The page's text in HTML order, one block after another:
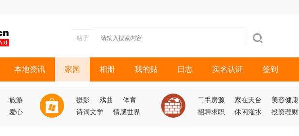
帖子
本地资讯 家园 相册 我的贴 日志 实名认证 签到
旅游
爱心
摄影 戏曲
体育
诗词文学
情感世界
二手房源 家在天台 美容健康
招聘求职
休闲灌水 投资理财